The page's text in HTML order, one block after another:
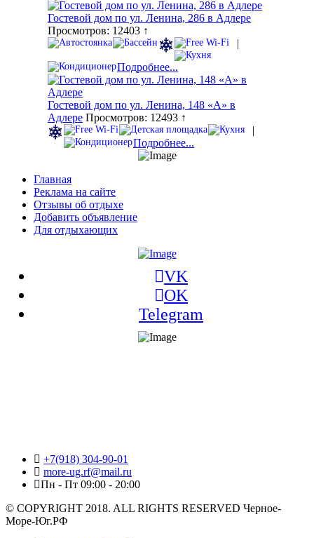
Гостевой дом по ул. Ленина, 286 в Адлере
Просмотров: 12403 ↑
|
Подробнее...
Гостевой дом по ул. Ленина, 148 «А» в
Адлере Просмотров: 12493 ↑
|
Подробнее...
Главная
Реклама на сайте
Отзывы об отдыхе
Добавить объявление
Для отдыхающих
VK
OK
Telegram
+7(918) 304-90-01
more-ug.rf@mail.ru
Пн - Пт 09:00 - 20:00
© COPYRIGHT 2018. ALL RIGHTS RESERVED Черное-
Море-Юг.РФ